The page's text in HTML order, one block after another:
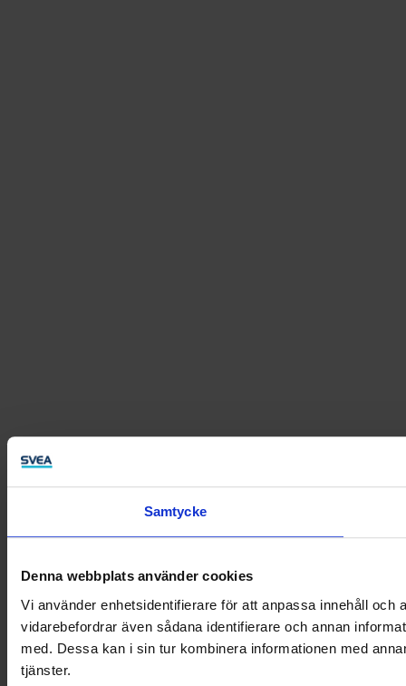
Samtycke
Denna webbplats använder cookies
Vi använder enhetsidentifierare för att anpassa innehåll
vidarebefordrar även sådana identifierare och annan
med. Dessa kan i sin tur kombinera informationen med
tjänster.